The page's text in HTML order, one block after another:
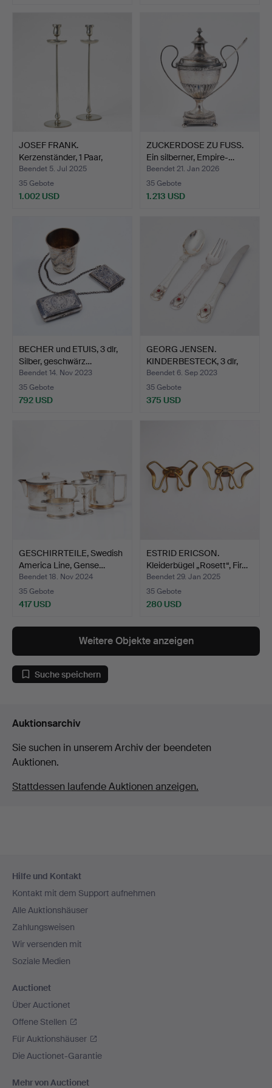
JOSEF FRANK.
Kerzenständer, 1 Paar,
Firma …
Beendet 5. Jul 2025
35 Gebote
1.002 USD
ZUCKERDOSE ZU FUSS.
Ein silberner, Empire-…
Beendet 21. Jan 2026
35 Gebote
1.213 USD
BECHER und ETUIS, 3 dlr,
Silber, geschwärz…
Beendet 14. Nov 2023
35 Gebote
792 USD
GEORG JENSEN.
KINDERBESTECK, 3 dlr,
Sterli…
Beendet 6. Sep 2023
35 Gebote
375 USD
GESCHIRRTEILE, Swedish
America Line, Gense…
Beendet 18. Nov 2024
35 Gebote
417 USD
ESTRID ERICSON.
Kleiderbügel „Rosett“, Fir…
Beendet 29. Jan 2025
35 Gebote
280 USD
Weitere Objekte anzeigen
Suche speichern
Auktionsarchiv
Sie suchen in unserem Archiv der beendeten
Auktionen.
Stattdessen laufende Auktionen anzeigen.
Navigation
Hilfe und Kontakt
Kontakt mit dem Support aufnehmen
Alle Auktionshäuser
Zahlungsweisen
Wir versenden mit
Soziale Medien
Auctionet
Über Auctionet
Offene Stellen
Für Auktionshäuser
Die Auctionet-Garantie
Mehr von Auctionet